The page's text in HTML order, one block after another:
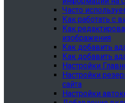
Часто
Как работать с
Как
изображения
Как добавить
Как добавить
Настройки
Настройки
сайта
Настройки